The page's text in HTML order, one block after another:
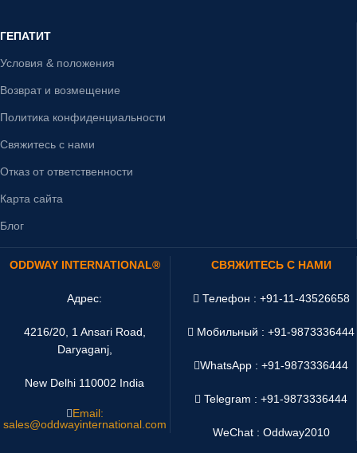
ГЕПАТИТ
Условия & положения
Возврат и возмещение
Политика конфиденциальности
Свяжитесь с нами
Отказ от ответственности
Карта сайта
Блог
ODDWAY INTERNATIONAL®
Адрес:
4216/20, 1 Ansari Road,
Daryaganj,
New Delhi 110002 India
Email:
sales@oddwayinternational.com
СВЯЖИТЕСЬ С НАМИ
Телефон : +91-11-43526658
Мобильный : +91-9873336444
WhatsApp :+91-9873336444
Telegram : +91-9873336444
WeChat : Oddway2010